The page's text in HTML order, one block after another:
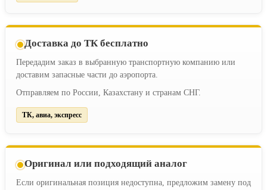
Доставка до ТК бесплатно
Передадим заказ в выбранную транспортную компанию или
доставим запасные части до аэропорта.
Отправляем по России, Казахстану и странам СНГ.
ТК, авиа, экспресс
Оригинал или подходящий аналог
Если оригинальная позиция недоступна, предложим замену под